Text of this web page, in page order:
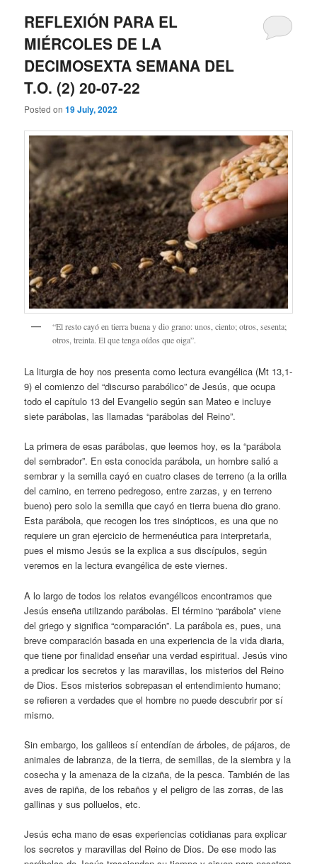
REFLEXIÓN PARA EL
MIÉRCOLES DE LA
DECIMOSEXTA SEMANA DEL
T.O. (2) 20-07-22
Posted on19 July, 2022
“El resto cayó en tierra buena y dio grano: unos, ciento; otros, sesenta;
otros, treinta. El que tenga oídos que oiga”.
La liturgia de hoy nos presenta como lectura evangélica (Mt 13,1-
9) el comienzo del “discurso parabólico” de Jesús, que ocupa
todo el capítulo 13 del Evangelio según san Mateo e incluye
siete parábolas, las llamadas “parábolas del Reino”.
La primera de esas parábolas, que leemos hoy, es la “parábola
del sembrador”. En esta conocida parábola, un hombre salió a
sembrar y la semilla cayó en cuatro clases de terreno (a la orilla
del camino, en terreno pedregoso, entre zarzas, y en terreno
bueno) pero solo la semilla que cayó en tierra buena dio grano.
Esta parábola, que recogen los tres sinópticos, es una que no
requiere un gran ejercicio de hermenéutica para interpretarla,
pues el mismo Jesús se la explica a sus discípulos, según
veremos en la lectura evangélica de este viernes.
A lo largo de todos los relatos evangélicos encontramos que
Jesús enseña utilizando parábolas. El término “parábola” viene
del griego y significa “comparación”. La parábola es, pues, una
breve comparación basada en una experiencia de la vida diaria,
que tiene por finalidad enseñar una verdad espiritual. Jesús vino
a predicar los secretos y las maravillas, los misterios del Reino
de Dios. Esos misterios sobrepasan el entendimiento humano;
se refieren a verdades que el hombre no puede descubrir por sí
mismo.
Sin embargo, los galileos sí entendían de árboles, de pájaros, de
animales de labranza, de la tierra, de semillas, de la siembra y la
cosecha y la amenaza de la cizaña, de la pesca. También de las
aves de rapiña, de los rebaños y el peligro de las zorras, de las
gallinas y sus polluelos, etc.
Jesús echa mano de esas experiencias cotidianas para explicar
los secretos y maravillas del Reino de Dios. De ese modo las